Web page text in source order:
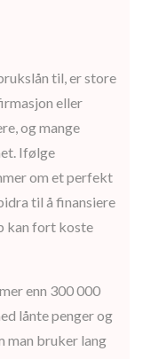
til, er store
eller
og mange
Ifølge
om et perfekt
til å finansiere
kan fort koste
enn 300 000
lånte penger og
man bruker lang